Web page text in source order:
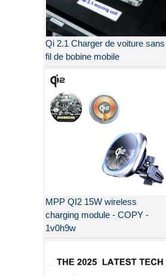
Qi 2.1 Charger de voiture sans
fil de bobine mobile
charging module - COPY -
1v0h9w
Pourquoi QI2 est meilleur que